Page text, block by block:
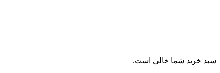
سبد خرید شما خالی است.